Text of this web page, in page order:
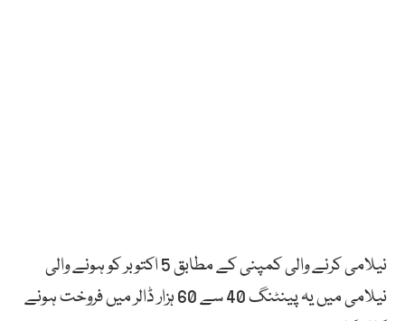
نیلامی کرنے والی کمپنی کے مطابق 5 اکتوبر کو ہونے والی
نیلامی میں یہ پینٹنگ 40 سے 60 ہزار ڈالر میں فروخت ہونے